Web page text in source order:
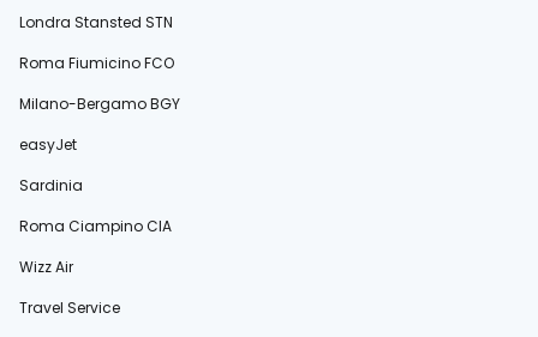
Londra Stansted STN
Roma Fiumicino FCO
Milano-Bergamo BGY
easyJet
Sardinia
Roma Ciampino CIA
Wizz Air
Travel Service